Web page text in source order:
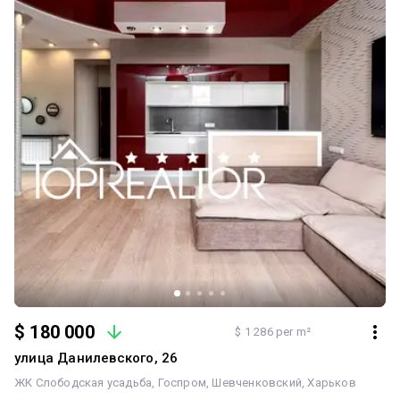
$ 180 000 $ 1 286 per m²
улица Данилевского, 26
ЖК Слободская усадьба Госпром Шевченковский Харьков